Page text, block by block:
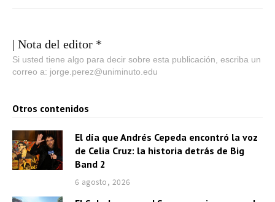
| Nota del editor *
Si usted tiene algo para decir sobre esta publicación, escriba un
correo a: jorge.perez@uniminuto.edu
Otros contenidos
El día que Andrés Cepeda encontró la voz
de Celia Cruz: la historia detrás de Big
Band 2
6 agosto, 2026